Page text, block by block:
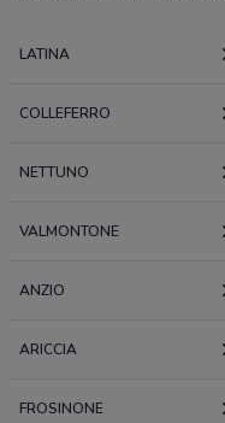
LATINA
COLLEFERRO
NETTUNO
VALMONTONE
ANZIO
ARICCIA
FROSINONE